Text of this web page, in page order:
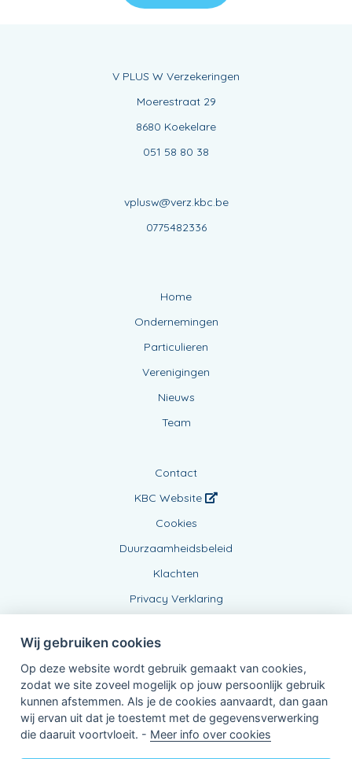
V PLUS W Verzekeringen
Moerestraat 29
8680 Koekelare
051 58 80 38
vplusw@verz.kbc.be
0775482336
Home
Ondernemingen
Particulieren
Verenigingen
Nieuws
Team
Contact
KBC Website
Cookies
Duurzaamheidsbeleid
Klachten
Privacy Verklaring
Verbonden Agent, 0775482336
van KBC Verzekeringen nv
Wij gebruiken cookies
Op deze website wordt gebruik gemaakt van cookies,
zodat we site zoveel mogelijk op jouw persoonlijk gebruik
kunnen afstemmen. Als je de cookies aanvaardt, dan gaan
wij ervan uit dat je toestemt met de gegevensverwerking
die daaruit voortvloeit. - Meer info over cookies